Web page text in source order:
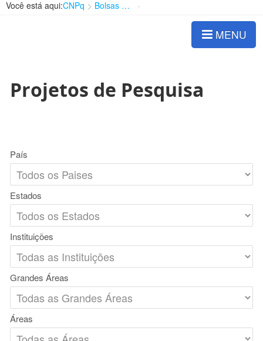
Você está aqui:CNPq Bolsas e Auxílios Vigentes
MENU
Projetos de Pesquisa
País
Estados
Instituições
Grandes Áreas
Áreas